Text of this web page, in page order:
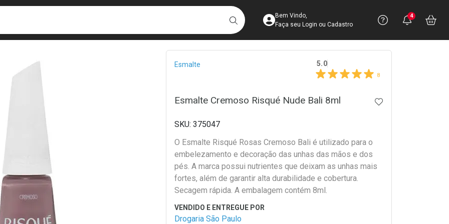
BUSCARAcesse sua Conta
Bem Vindo,
Faça seu Login ou Cadastro
Precisa
Ver Recursos
Você
4
Breadcrumb
Esmalte 5.0
8
Esmalte Cremoso Risqué Nude Bali 8ml ADICIONAR AOS
375047
O Esmalte Risqué Rosas Cremoso Bali é utilizado para o
embelezamento e decoração das unhas das mãos e dos
pés. A marca possui nutrientes que deixam as unhas mais
fortes, além de garantir alta durabilidade e cobertura.
Secagem rápida. A embalagem contém 8ml.
Drogaria São Paulo